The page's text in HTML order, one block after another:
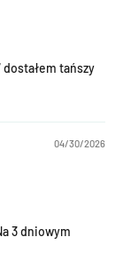
dostałem tańszy
04/30/2026
3 dniowym